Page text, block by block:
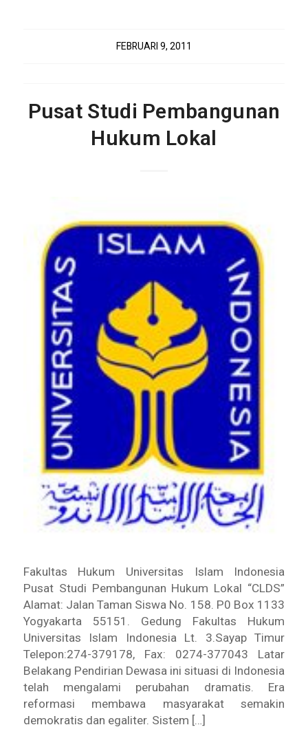
FEBRUARI 9, 2011
Pusat Studi Pembangunan
Hukum Lokal
Fakultas Hukum Universitas Islam Indonesia
Pusat Studi Pembangunan Hukum Lokal “CLDS”
Alamat: Jalan Taman Siswa No. 158. P0 Box 1133
Yogyakarta 55151. Gedung Fakultas Hukum
Universitas Islam Indonesia Lt. 3.Sayap Timur
Telepon:274-379178, Fax: 0274-377043 Latar
Belakang Pendirian Dewasa ini situasi di Indonesia
telah mengalami perubahan dramatis. Era
reformasi membawa masyarakat semakin
demokratis dan egaliter. Sistem […]